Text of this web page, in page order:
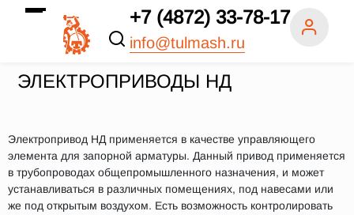
+7 (4872) 33-78-17
info@tulmash.ru
ЭЛЕКТРОПРИВОДЫ НД
Электропривод НД применяется в качестве управляющего
элемента для запорной арматуры. Данный привод применяется
в трубопроводах общепромышленного назначения, и может
устанавливаться в различных помещениях, под навесами или
же под открытым воздухом. Есть возможность контролировать